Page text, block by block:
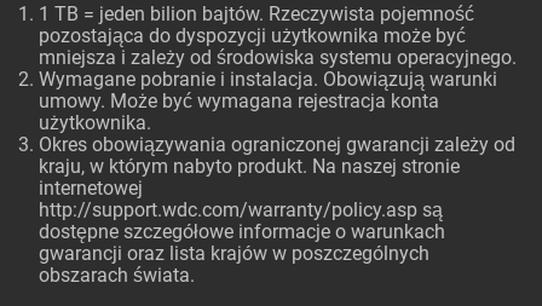
1 TB = jeden bilion bajtów. Rzeczywista pojemność
pozostająca do dyspozycji użytkownika może być
mniejsza i zależy od środowiska systemu operacyjnego.
Wymagane pobranie i instalacja. Obowiązują warunki
umowy. Może być wymagana rejestracja konta
użytkownika.
Okres obowiązywania ograniczonej gwarancji zależy od
kraju, w którym nabyto produkt. Na naszej stronie
internetowej
http://support.wdc.com/warranty/policy.asp są
dostępne szczegółowe informacje o warunkach
gwarancji oraz lista krajów w poszczególnych
obszarach świata.